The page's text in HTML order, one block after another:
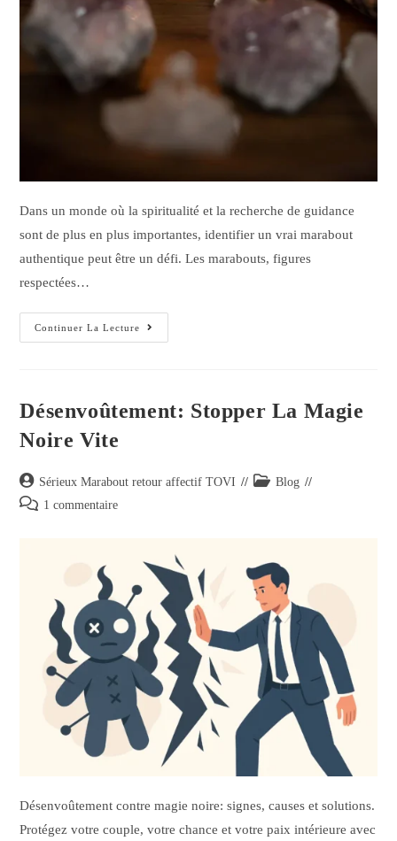
Dans un monde où la spiritualité et la recherche de guidance
sont de plus en plus importantes, identifier un vrai marabout
authentique peut être un défi. Les marabouts, figures
respectées…
Continuer La Lecture
Désenvoûtement: Stopper La Magie
Noire Vite
Sérieux Marabout retour affectif TOVI
Blog
1 commentaire
Désenvoûtement contre magie noire: signes, causes et solutions.
Protégez votre couple, votre chance et votre paix intérieure avec